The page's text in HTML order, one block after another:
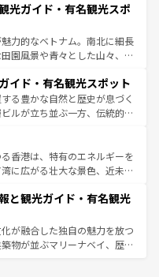
など、バラエティ豊かな料理
折々の自然美を楽しむことが
肉、絶品のストリートフード
待っている。夜には、韓国な
できる。あたたかいホスピタ
しい。 なお、新着の韓国情報はコンテンツ一
光ガイド・有名観光スポ
力的なベトナム。南北に細長
園風景や青々とした山々、世
く。ハノイの古い町並みやホ
代の建物も、独特の雰囲気を
エティの豊かさとおいしさで
ベトナムコーヒーなどは、ぜ
域を訪れてもあたたかい人々
、きっと忘れられない旅にな
イド・有名観光スポット
る豊かな自然と歴史が息づく
ルが立ち並ぶ一方、伝統的な
ではチェンマイなどの山岳地
はプーケットやクラビの美し
しむことができる。タイ料理
、どの季節にも異なる楽しみ
タイの人々、仏教を中心とし
源が、訪れる旅人を魅了し続
報はコンテンツ一覧を参照して
香港は、特有のエネルギーを
に広がる壮大な景色、近未来
はず。観光スポットが密集し
回れるのも魅力。息をのむよ
で、香港を存分に楽しみ尽く
報はコンテンツ一覧を参照して
と観光ガイド・有名観光
が融合した独自の魅力を放つ
物が並ぶマリーナベイ、歴史